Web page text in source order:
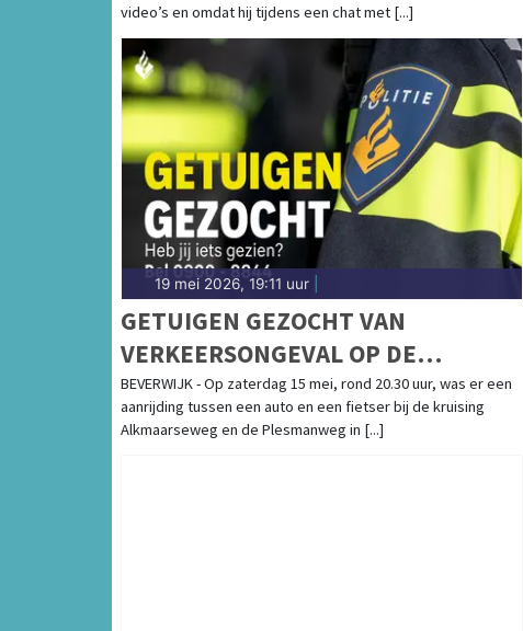
video’s en omdat hij tijdens een chat met [...]
19 mei 2026, 19:11 uur
GETUIGEN GEZOCHT VAN
VERKEERSONGEVAL OP DE
ALKMAARSEWEG IN BEVERWIJK
BEVERWIJK - Op zaterdag 15 mei, rond 20.30 uur, was er een
aanrijding tussen een auto en een fietser bij de kruising
Alkmaarseweg en de Plesmanweg in [...]